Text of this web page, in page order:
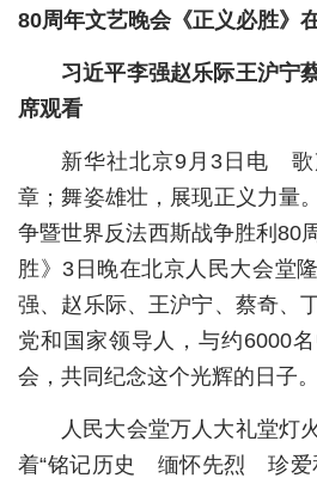
环球
专题
极客圈
经济
城建
科教
健康
悠游
汽车
80周年文艺晚会《正义必胜》
习近平李强赵乐际王沪宁
席观看
新华社北京9月3日电 歌
章；舞姿雄壮，展现正义力量
争暨世界反法西斯战争胜利80
胜》3日晚在北京人民大会堂
强、赵乐际、王沪宁、蔡奇、
党和国家领导人，与约6000
会，共同纪念这个光辉的日子。
人民大会堂万人大礼堂灯
着“铭记历史 缅怀先烈 珍爱